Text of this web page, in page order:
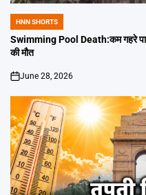
POSTED
IN
HNN SHORTS
Swimming Pool Death:कम गहरे
की मौत
on
June 28, 2026